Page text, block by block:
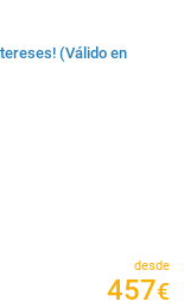
(Válido en
desde
457€